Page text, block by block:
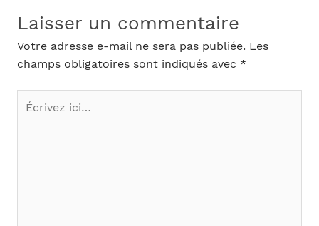
Laisser un commentaire
Votre adresse e-mail ne sera pas publiée. Les
champs obligatoires sont indiqués avec *
Écrivez